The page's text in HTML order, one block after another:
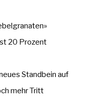
20 Prozent
Standbein auf
mehr Tritt